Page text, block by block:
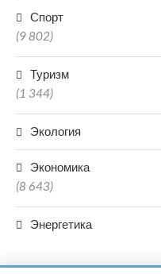
Спорт
(9 802)
Туризм
(1 344)
Экология
Экономика
(8 643)
Энергетика